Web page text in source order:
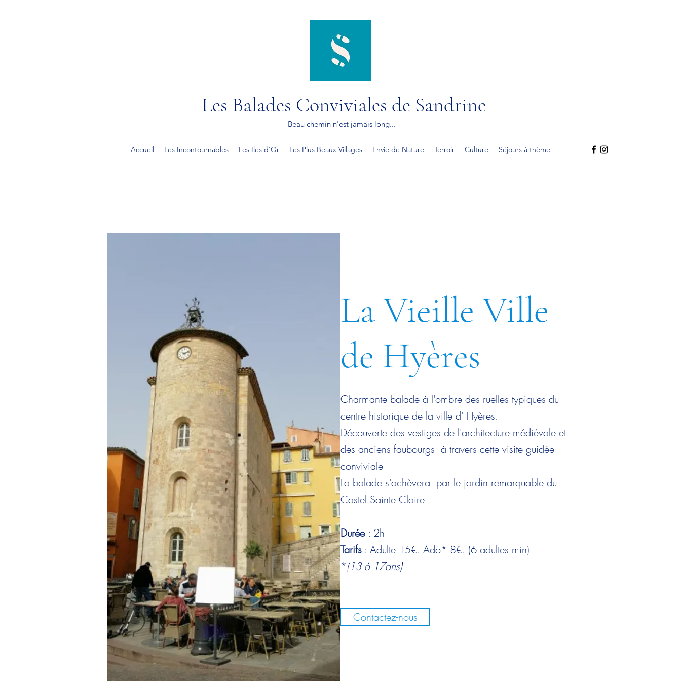
Les Balades Conviviales de Sandrine
Beau chemin n'est jamais long...
Accueil Les Incontournables Les Iles d'Or Les Plus Beaux Villages Envie de Nature Terroir Culture Séjours à thème
La Vieille Ville
de Hyères
Charmante balade à l'ombre des ruelles typiques du
centre historique de la ville d' Hyères.
Découverte des vestiges de l'architecture médiévale et
des anciens faubourgs à travers cette visite guidée
conviviale
La balade s'achèvera par le jardin remarquable du
Castel Sainte Claire
Durée : 2h
Tarifs : Adulte 15€. Ado* 8€. (6 adultes min)
*(13 à 17ans)
Contactez-nous